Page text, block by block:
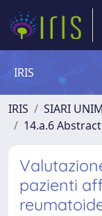
IRIS
IRIS SIARI
14.a.6
pazienti